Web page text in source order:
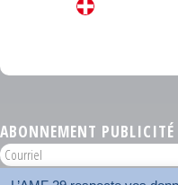
ABONNEMENT PUBLICITÉ